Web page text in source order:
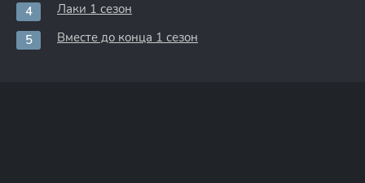
Лаки 1 сезон
Вместе до конца 1 сезон